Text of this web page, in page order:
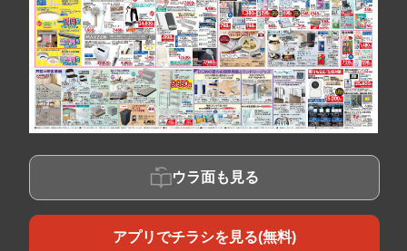
ウラ面も見る
アプリでチラシを見る(無料)